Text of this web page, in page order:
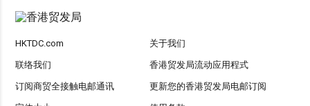
HKTDC.com 关于我们
联络我们 香港贸发局流动应用程式
订阅商贸全接触电邮通讯 更新您的香港贸发局电邮订阅